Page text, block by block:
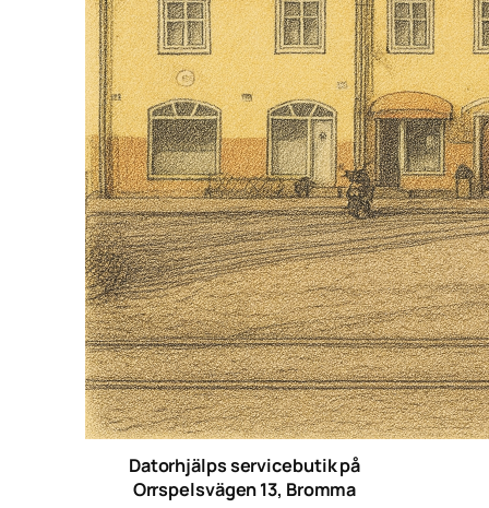
Datorhjälps servicebutik på
Orrspelsvägen 13, Bromma